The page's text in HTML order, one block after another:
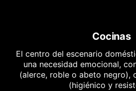
Cocinas
El centro del escenario
una necesidad emocional,
(alerce, roble o abeto negro),
(higiénico y